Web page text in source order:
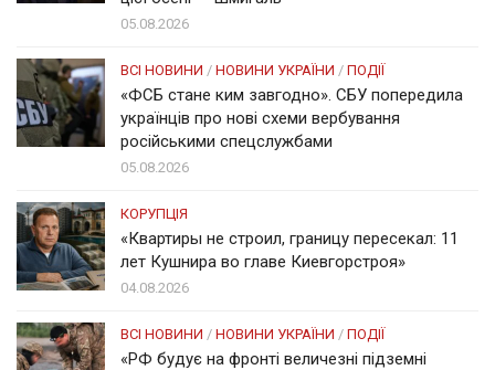
05.08.2026
ВСІ НОВИНИ / НОВИНИ УКРАЇНИ / ПОДІЇ
«ФСБ стане ким завгодно». СБУ попередила
українців про нові схеми вербування
російськими спецслужбами
05.08.2026
КОРУПЦІЯ
«Квартиры не строил, границу пересекал: 11
лет Кушнира во главе Киевгорстроя»
04.08.2026
ВСІ НОВИНИ / НОВИНИ УКРАЇНИ / ПОДІЇ
«РФ будує на фронті величезні підземні